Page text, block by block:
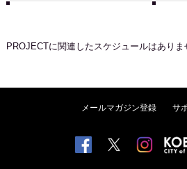
PROJECTに関連したスケジュールはありま
メールマガジン登録 サ